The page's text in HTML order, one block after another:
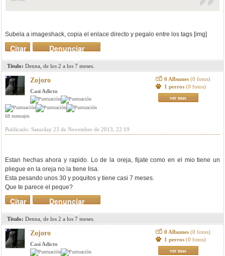
Subela a imageshack, copia el enlace directo y pegalo entre los tags [img]
Denunciar
mensaje
Citar
Titulo: Denna, de los 2 a los 7 meses.
Zojoro
Casi Adicto
68 mensajes
0 Albumes (0 fotos)
1 perros (0 fotos)
ver mas
Publicado: Saturday 23 de November de 2013, 22:19
Estan hechas ahora y rapido. Lo de la oreja, fijate como en el mio tiene un
pliegue en la oreja no la tiene lisa.
Esta pesando unos 30 y poquitos y tiene casi 7 meses.
Que te parece el peque?
Denunciar
mensaje
Citar
Titulo: Denna, de los 2 a los 7 meses.
Zojoro
Casi Adicto
0 Albumes (0 fotos)
1 perros (0 fotos)
ver mas